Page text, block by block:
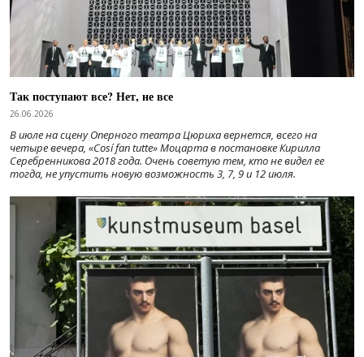
Так поступают все? Нет, не все
26.06.2026
В июле на сцену Оперного театра Цюриха вернется, всего на
четыре вечера, «Cosí fan tutte» Моцарта в постановке Кирилла
Серебренникова 2018 года. Очень советую тем, кто не видел ее
тогда, не упустить новую возможность 3, 7, 9 и 12 июля.